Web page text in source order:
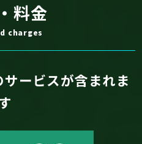
料金
charges
ービスが含まれま